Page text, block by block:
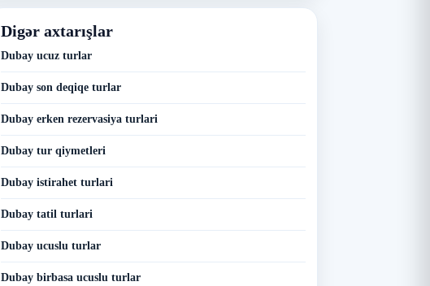
Digər axtarışlar
Dubay ucuz turlar
Dubay son deqiqe turlar
Dubay erken rezervasiya turlari
Dubay tur qiymetleri
Dubay istirahet turlari
Dubay tatil turlari
Dubay ucuslu turlar
Dubay birbasa ucuslu turlar